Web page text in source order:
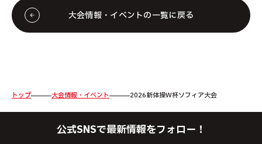
大会情報・イベントの一覧に戻る
トップ 大会情報・イベント 2026新体操W杯ソフィア大会
公式SNSで最新情報をフォロー！